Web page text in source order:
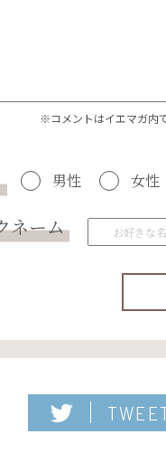
※コメントはイエマガ内
男性 女性
ネーム